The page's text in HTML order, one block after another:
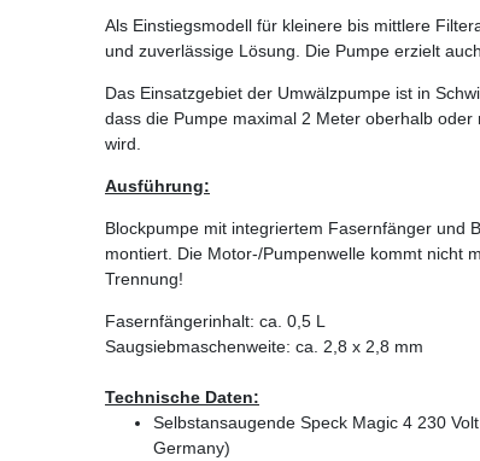
Als Einstiegsmodell für kleinere bis mittlere
und zuverlässige Lösung. Die Pumpe erzielt
Das Einsatzgebiet der Umwälzpumpe ist in
dass die Pumpe maximal 2 Meter oberhalb
wird.
Ausführung:
Blockpumpe mit integriertem Fasernfänger und
montiert. Die Motor-/Pumpenwelle kommt nicht
Trennung!
Fasernfängerinhalt: ca. 0,5 L
Saugsiebmaschenweite: ca. 2,8 x 2,8 mm
Technische Daten:
Selbstansaugende Speck Magic 4 230
Germany)